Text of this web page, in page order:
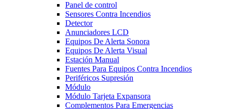
Panel de control
Sensores Contra Incendios
Detector
Anunciadores LCD
Equipos De Alerta Sonora
Equipos De Alerta Visual
Estación Manual
Fuentes Para Equipos Contra Incendios
Periféricos Supresión
Módulo
Módulo Tarjeta Expansora
Complementos Para Emergencias